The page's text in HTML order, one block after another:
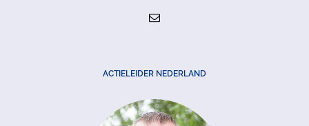
ACTIELEIDER NEDERLAND